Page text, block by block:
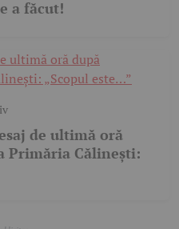
a făcut!
de ultimă oră
Primăria Călinești: